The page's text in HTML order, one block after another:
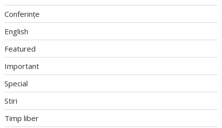
Conferințe
English
Featured
Important
Special
Stiri
Timp liber